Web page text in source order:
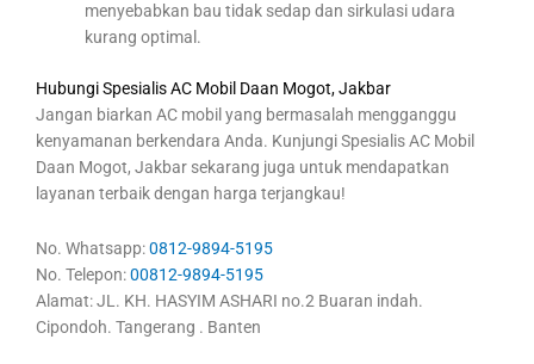
menyebabkan bau tidak sedap dan sirkulasi udara
kurang optimal.
Hubungi Spesialis AC Mobil Daan Mogot, Jakbar
Jangan biarkan AC mobil yang bermasalah mengganggu
kenyamanan berkendara Anda. Kunjungi Spesialis AC Mobil
Daan Mogot, Jakbar sekarang juga untuk mendapatkan
layanan terbaik dengan harga terjangkau!
No. Whatsapp:0812-9894-5195
No. Telepon:00812-9894-5195
Alamat: JL. KH. HASYIM ASHARI no.2 Buaran indah.
Cipondoh. Tangerang . Banten